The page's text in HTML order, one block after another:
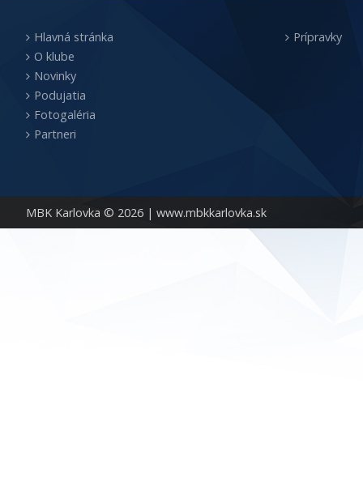
MBK Karlovka © 2026 | www.mbkkarlovka.sk
Hlavná stránka
O klube
Novinky
Podujatia
Fotogaléria
Partneri
Prípravky